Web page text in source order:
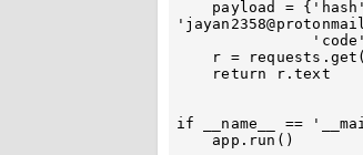
'
if __name__ ==